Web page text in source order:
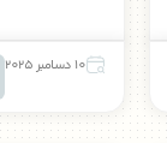
10 دسامبر 2025